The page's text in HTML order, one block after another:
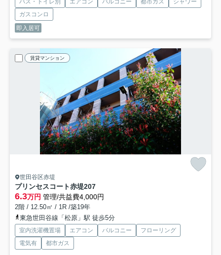
バス・トイレ別 エアコン バルコニー 都市ガス
シャワー
ガスコンロ
即入居可
賃貸マンション
世田谷区赤堤
プリンセスコート赤堤207
6.3万円 管理/共益費4,000円
2階 / 12.50㎡ / 1R /築19年
東急世田谷線「松原」駅 徒歩5分
室内洗濯機置場 エアコン バルコニー
フローリング
電気有
都市ガス